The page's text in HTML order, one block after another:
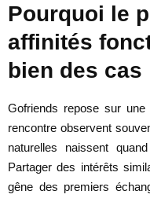
Pourquoi le
affinités
bien des cas
Gofriends repose sur
rencontre observent
naturelles naissent
Partager des intérêts
gêne des premiers